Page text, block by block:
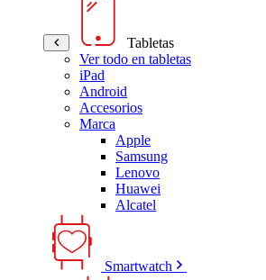
Tabletas
Ver todo en tabletas
iPad
Android
Accesorios
Marca
Apple
Samsung
Lenovo
Huawei
Alcatel
Smartwatch